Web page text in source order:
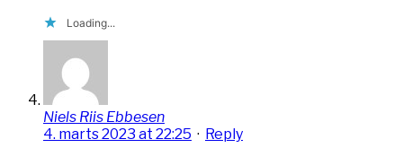
Loading...
Niels Riis Ebbesen
4. marts 2023 at 22:25 · Reply